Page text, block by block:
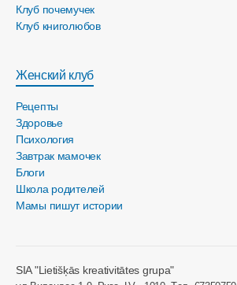
Клуб почемучек
Клуб книголюбов
Женский клуб
Рецепты
Здоровье
Психология
Завтрак мамочек
Блоги
Школа родителей
Мамы пишут истории
SIA "Lietišķās kreativitātes grupa"